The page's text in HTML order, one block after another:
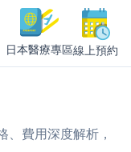
日本醫療專區線上預約
、費用深度解析，